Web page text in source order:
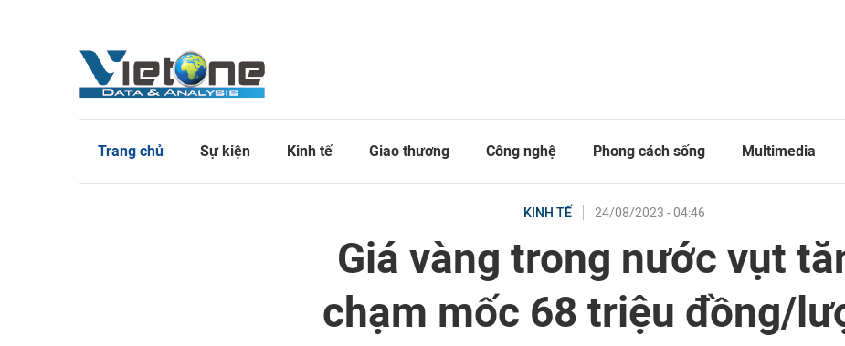
Trang chủ Sự kiện Kinh tế Giao thương Công nghệ Phong cách sống Multimedia
KINH TẾ 24/08/2023 - 04:46
Giá vàng trong nước vụt
chạm mốc 68 triệu đồng/